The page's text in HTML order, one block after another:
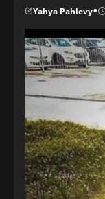
Yahya Pahlevy•